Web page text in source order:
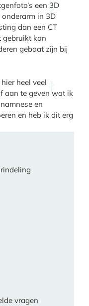
een 3D
in 3D
dan een CT
gebruikt kan
gebaat zijn bij
heel veel
aan te geven wat ik
en
en heb ik dit erg
vragen